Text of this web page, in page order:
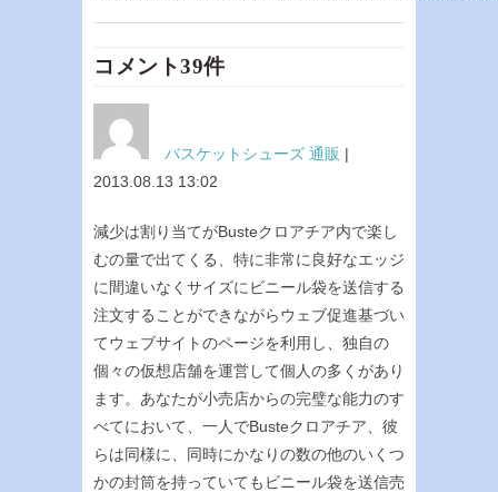
コメント39件
バスケットシューズ 通販 |
2013.08.13 13:02
減少は割り当てがBusteクロアチア内で楽し
むの量で出てくる、特に非常に良好なエッジ
に間違いなくサイズにビニール袋を送信する
注文することができながらウェブ促進基づい
てウェブサイトのページを利用し、独自の
個々の仮想店舗を運営して個人の多くがあり
ます。あなたが小売店からの完璧な能力のす
べてにおいて、一人でBusteクロアチア、彼
らは同様に、同時にかなりの数の他のいくつ
かの封筒を持っていてもビニール袋を送信売